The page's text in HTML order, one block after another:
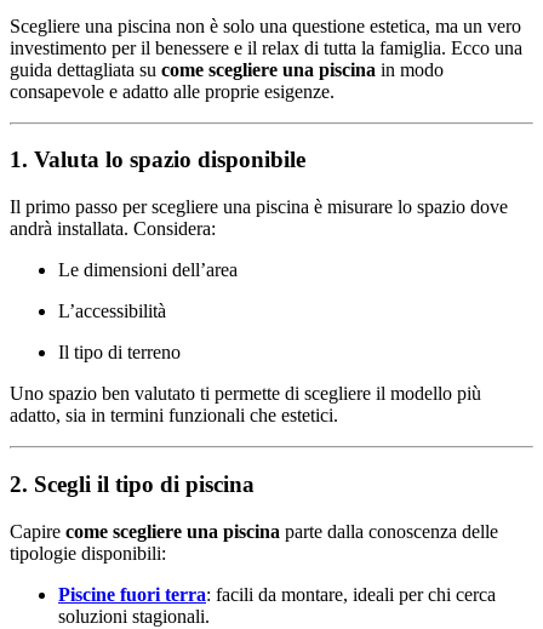
Scegliere una piscina non è solo una questione estetica, ma un vero
investimento per il benessere e il relax di tutta la famiglia. Ecco una
guida dettagliata su come scegliere una piscina in modo
consapevole e adatto alle proprie esigenze.
1. Valuta lo spazio disponibile
Il primo passo per scegliere una piscina è misurare lo spazio dove
andrà installata. Considera:
Le dimensioni dell’area
L’accessibilità
Il tipo di terreno
Uno spazio ben valutato ti permette di scegliere il modello più
adatto, sia in termini funzionali che estetici.
2. Scegli il tipo di piscina
Capire come scegliere una piscina parte dalla conoscenza delle
tipologie disponibili:
Piscine fuori terra: facili da montare, ideali per chi cerca
soluzioni stagionali.